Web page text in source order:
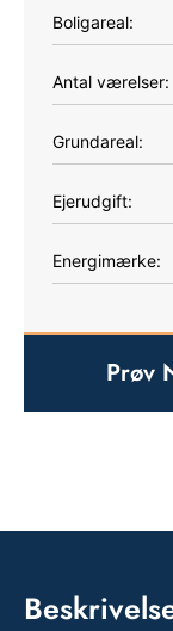
Boligareal:
Antal værelser:
Grundareal:
Ejerudgift:
Energimærke:
Prøv